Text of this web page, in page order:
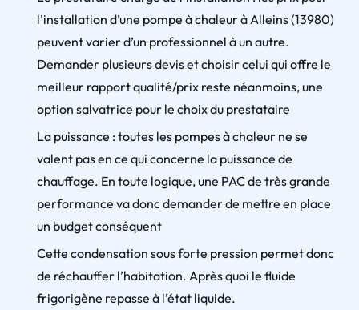
l’installation d’une pompe à chaleur à Alleins (13980)
peuvent varier d’un professionnel à un autre.
Demander plusieurs devis et choisir celui qui offre le
meilleur rapport qualité/prix reste néanmoins, une
option salvatrice pour le choix du prestataire
La puissance : toutes les pompes à chaleur ne se
valent pas en ce qui concerne la puissance de
chauffage. En toute logique, une PAC de très grande
performance va donc demander de mettre en place
un budget conséquent
Cette condensation sous forte pression permet donc
de réchauffer l’habitation. Après quoi le fluide
frigorigène repasse à l’état liquide.